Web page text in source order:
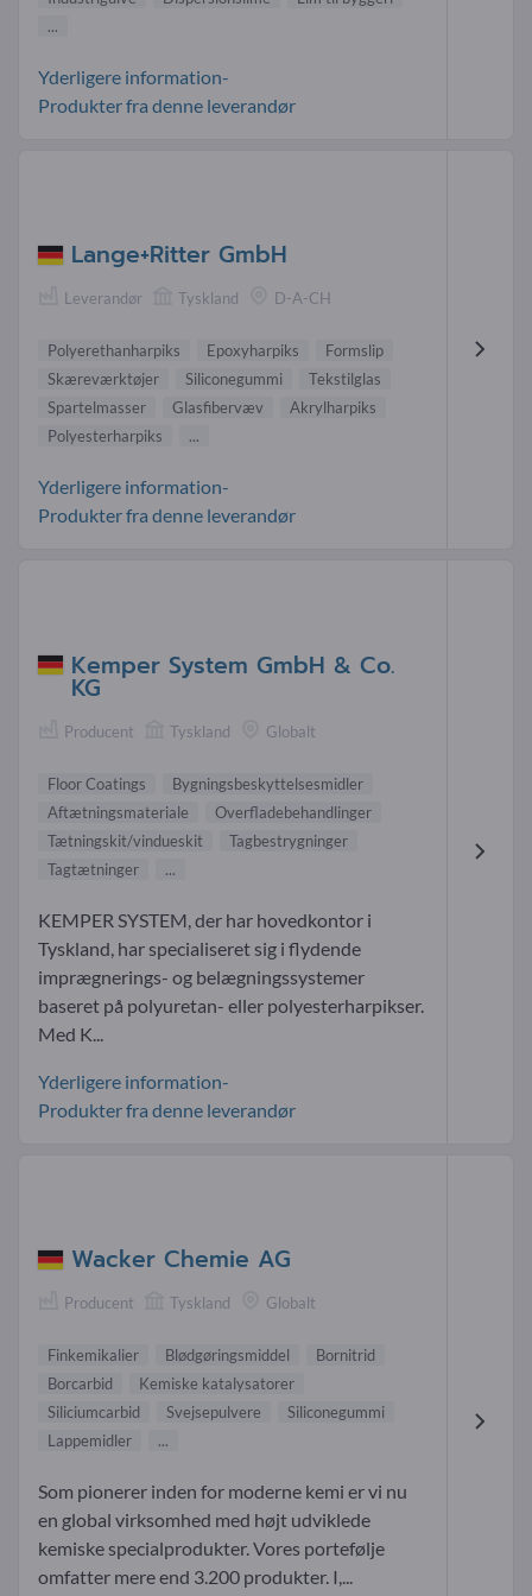
...
Yderligere information-
Produkter fra denne leverandør
Lange+Ritter GmbH
Leverandør Tyskland D-A-CH
Polyerethanharpiks Epoxyharpiks
Formslip
Skæreværktøjer
Siliconegummi
Tekstilglas
Spartelmasser
Glasfibervæv
Akrylharpiks
Polyesterharpiks
...
Yderligere information-
Produkter fra denne leverandør
Kemper System GmbH & Co.
KG
Producent Tyskland Globalt
Floor Coatings
Bygningsbeskyttelsesmidler
Aftætningsmateriale
Overfladebehandlinger
Tætningskit/vindueskit
Tagbestrygninger
Tagtætninger
...
KEMPER SYSTEM, der har hovedkontor i
Tyskland, har specialiseret sig i flydende
imprægnerings- og belægningssystemer
baseret på polyuretan- eller polyesterharpikser.
Med K...
Yderligere information-
Produkter fra denne leverandør
Wacker Chemie AG
Producent Tyskland Globalt
Finkemikalier Blødgøringsmiddel
Bornitrid
Borcarbid
Kemiske katalysatorer
Siliciumcarbid
Svejsepulvere
Siliconegummi
Lappemidler
...
Som pionerer inden for moderne kemi er vi nu
en global virksomhed med højt udviklede
kemiske specialprodukter. Vores portefølje
omfatter mere end 3.200 produkter. I,...